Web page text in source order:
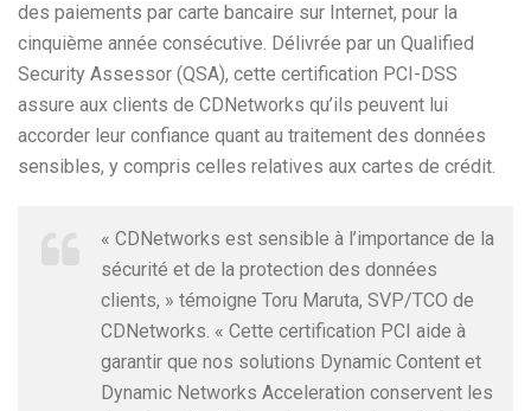
des paiements par carte bancaire sur Internet, pour la
cinquième année consécutive. Délivrée par un Qualified
Security Assessor (QSA), cette certification PCI-DSS
assure aux clients de CDNetworks qu’ils peuvent lui
accorder leur confiance quant au traitement des données
sensibles, y compris celles relatives aux cartes de crédit.
« CDNetworks est sensible à l’importance de la
sécurité et de la protection des données
clients, » témoigne Toru Maruta, SVP/TCO de
CDNetworks. « Cette certification PCI aide à
garantir que nos solutions Dynamic Content et
Dynamic Networks Acceleration conservent les